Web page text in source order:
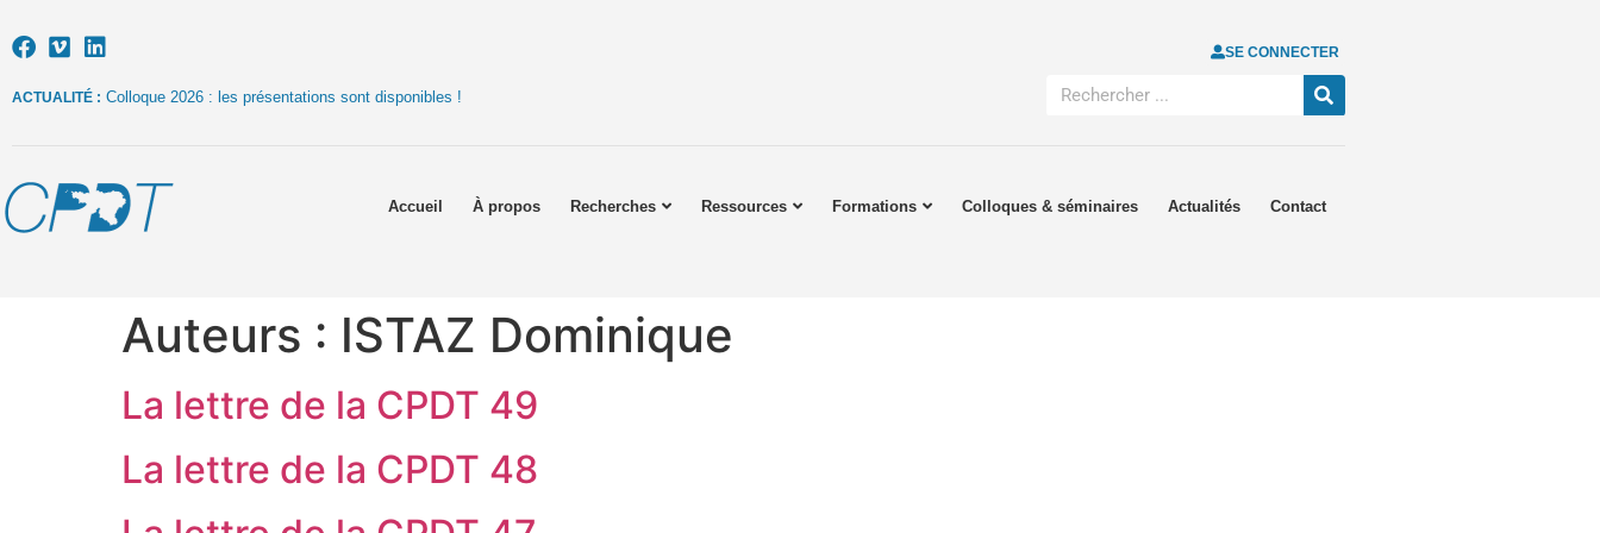
SE CONNECTER
ACTUALITÉ : Colloque 2026 : les présentations sont disponibles !
Accueil À propos Recherches Ressources Formations Colloques & séminaires Actualités Contact
Auteurs : ISTAZ Dominique
La lettre de la CPDT 49
La lettre de la CPDT 48